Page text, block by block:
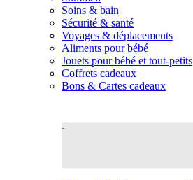
Soins & bain
Sécurité & santé
Voyages & déplacements
Aliments pour bébé
Jouets pour bébé et tout-petits
Coffrets cadeaux
Bons & Cartes cadeaux